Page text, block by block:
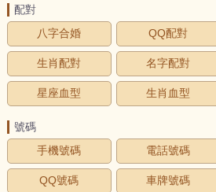
配對
八字合婚
QQ配對
生肖配對 名字配對
星座血型 生肖血型
號碼
手機號碼
電話號碼
QQ號碼 車牌號碼